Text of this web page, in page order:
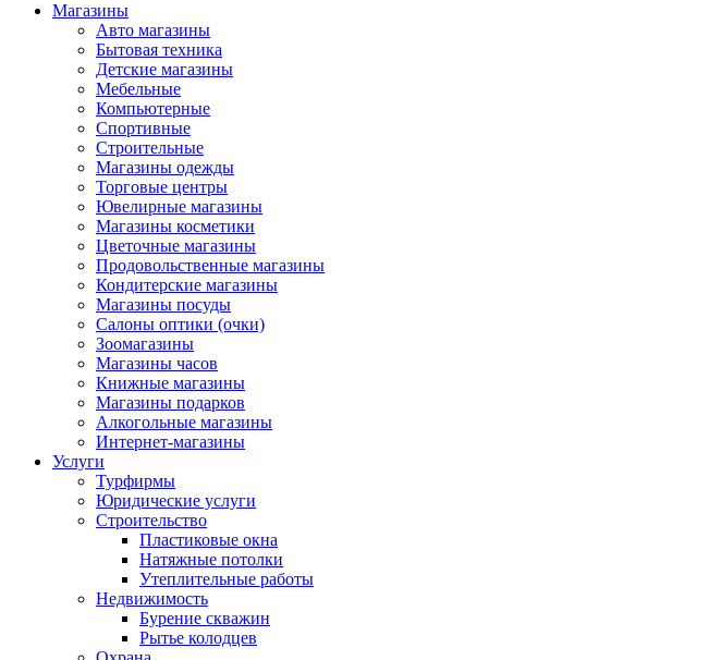
Магазины
Авто магазины
Бытовая техника
Детские магазины
Мебельные
Компьютерные
Спортивные
Строительные
Магазины одежды
Торговые центры
Ювелирные магазины
Магазины косметики
Цветочные магазины
Продовольственные магазины
Кондитерские магазины
Магазины посуды
Салоны оптики (очки)
Зоомагазины
Магазины часов
Книжные магазины
Магазины подарков
Алкогольные магазины
Интернет-магазины
Услуги
Турфирмы
Юридические услуги
Строительство
Пластиковые окна
Натяжные потолки
Утеплительные работы
Недвижимость
Бурение скважин
Рытье колодцев